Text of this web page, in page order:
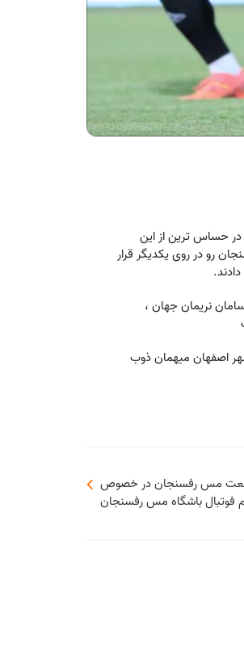
های لیگ برتر کشور عصر امروز سه شنبه 4 شهریور 1404 برگزار شد در حساس ترین از این
شهدای صنعت مس رفسنجان رو در روی یکدیگر قرار
نریمان جهان ،
22 شهریور از ساعت 18 در ورزشگاه فولاد شهر اصفهان میهمان ذوب
صنعت مس رفسنجان در خصوص
فوتبال باشگاه مس رفسنجان